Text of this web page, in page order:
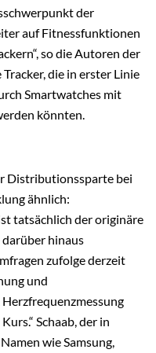
der
auf Fitnessfunktionen
so die Autoren der
die in erster Linie
Smartwatches mit
könnten.
Distributionssparte bei
ähnlich:
tatsächlich der originäre
darüber hinaus
zufolge derzeit
und
Schaab, der in
wie Samsung,